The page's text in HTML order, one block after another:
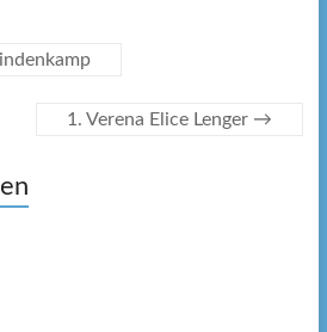
1. Verena Elice Lenger →